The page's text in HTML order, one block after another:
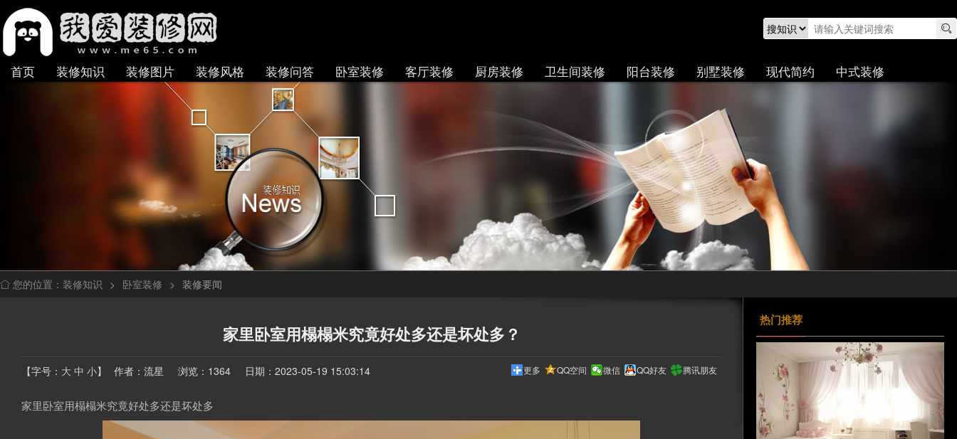
首页 装修知识 装修图片 装修风格 装修问答 卧室装修 客厅装修 厨房装修 卫生间装修 阳台装修 别墅装修 现代简约 中式装修
您的位置： 装修知识 > 卧室装修 > 装修要闻
家里卧室用榻榻米究竟好处多还是坏处多？
更多 QQ空间 微信 QQ好友 腾讯朋友
【字号： 大 中 小】 作者：流星 浏览：1364 日期：2023-05-19 15:03:14
家里卧室用榻榻米究竟好处多还是坏处多
热门推荐